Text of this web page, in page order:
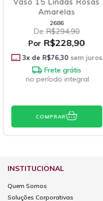
Amarelas
2686
De R$294,90
Por R$228,90
3x de R$76,30sem juros
Frete grátis
no período integral
COMPRAR
INSTITUCIONAL
Quem Somos
Soluções Corporativas